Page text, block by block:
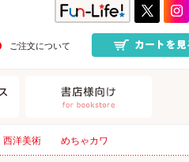
ご注文について
西洋美術 めちゃカワ